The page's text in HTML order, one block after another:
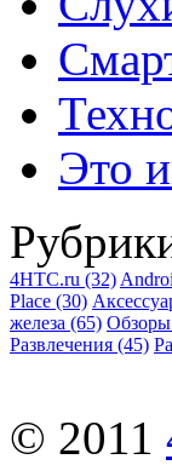
Это
4HTC.ru (32)
Place (30)
железа (65)
Развлечения (45)
© 2011